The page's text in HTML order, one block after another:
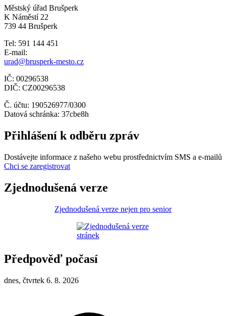
Městský úřad Brušperk
K Náměstí 22
739 44 Brušperk
Tel: 591 144 451
E-mail:
urad@brusperk-mesto.cz
IČ: 00296538
DIČ: CZ00296538
Č. účtu: 190526977/0300
Datová schránka: 37cbe8h
Přihlášení k odběru zpráv
Dostávejte informace z našeho webu prostřednictvím SMS a e-mailů
Chci se zaregistrovat
Zjednodušená verze
Zjednodušená verze nejen pro senior
Předpověď počasí
dnes, čtvrtek 6. 8. 2026